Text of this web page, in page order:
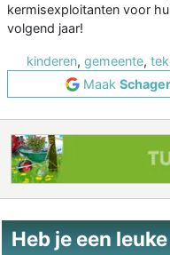
kermisexploitanten voor
volgend jaar!
kinderen, gemeente,
Maak
Heb je een